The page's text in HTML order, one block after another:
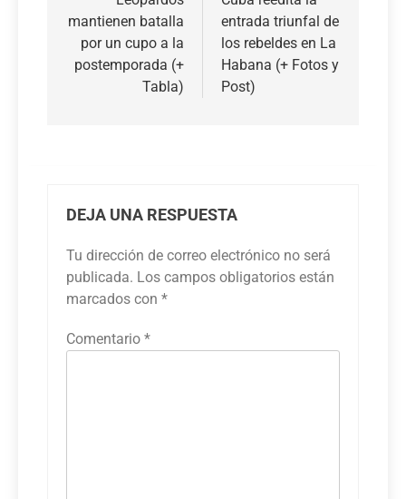
entradas
mantienen batalla
por un cupo a la
postemporada (+
Tabla)
entrada triunfal de
los rebeldes en La
Habana (+ Fotos y
Post)
DEJA UNA RESPUESTA
Tu dirección de correo electrónico no será
publicada. Los campos obligatorios están
marcados con *
Comentario *